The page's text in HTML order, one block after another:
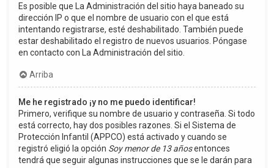
Es posible que La Administración del sitio haya baneado su
dirección IP o que el nombre de usuario con el que está
intentando registrarse, esté deshabilitado. También puede
estar deshabilitado el registro de nuevos usuarios. Póngase
en contacto con La Administración del sitio.
Arriba
Me he registrado ¡y no me puedo identificar!
Primero, verifique su nombre de usuario y contraseña. Si todo
está correcto, hay dos posibles razones. Si el Sistema de
Protección Infantil (APPCO) está activado y cuando se
registró eligió la opción Soy menor de 13 añosentonces
tendrá que seguir algunas instrucciones que se le darán para